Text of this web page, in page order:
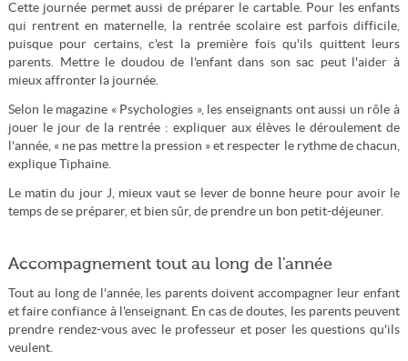
Cette journée permet aussi de préparer le cartable. Pour les enfants
qui rentrent en maternelle, la rentrée scolaire est parfois difficile,
puisque pour certains, c'est la première fois qu'ils quittent leurs
parents. Mettre le doudou de l'enfant dans son sac peut l'aider à
mieux affronter la journée.
Selon le magazine « Psychologies », les enseignants ont aussi un rôle à
jouer le jour de la rentrée : expliquer aux élèves le déroulement de
l'année, « ne pas mettre la pression » et respecter le rythme de chacun,
explique Tiphaine.
Le matin du jour J, mieux vaut se lever de bonne heure pour avoir le
temps de se préparer, et bien sûr, de prendre un bon petit-déjeuner.
Accompagnement tout au long de l'année
Tout au long de l'année, les parents doivent accompagner leur enfant
et faire confiance à l'enseignant. En cas de doutes, les parents peuvent
prendre rendez-vous avec le professeur et poser les questions qu'ils
veulent.